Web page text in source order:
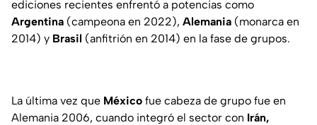
ediciones recientes enfrentó a potencias como
Argentina (campeona en 2022), Alemania (monarca en
2014) y Brasil (anfitrión en 2014) en la fase de grupos.
La última vez que México fue cabeza de grupo fue en
Alemania 2006, cuando integró el sector con Irán,